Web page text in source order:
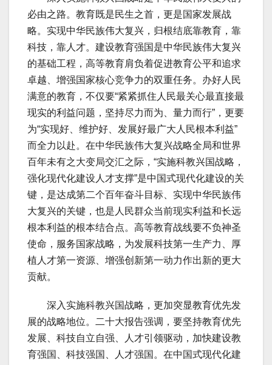
必由之路。教育既是民生之首，更是国家发展战
略。实现中华民族伟大复兴，归根结底靠教育，靠
科技，靠人才。建设教育强国是中华民族伟大复兴
的基础工程，高等教育肩负着促进教育公平和追求
卓越、增强国家核心竞争力的双重任务。办好人民
满意的教育，不仅要“紧紧抓住人民最关心最直接最
现实的利益问题，坚持尽力而为、量力而行”，更要
为“实现好、维护好、发展好最广大人民根本利益”
而全力以赴。在中华民族伟大复兴战略全局和世界
百年未有之大变局交汇之际，“实施科教兴国战略，
强化现代化建设人才支撑”是中国式现代化建设的关
键，是达成第二个百年奋斗目标、实现中华民族伟
大复兴的关键，也是人民群众当前现实利益和长远
根本利益的根本结合点。高等教育战线要不负神圣
使命，服务国家战略，为发展科技第一生产力、厚
植人才第一资源、增强创新第一动力作出新的更大
贡献。
深入实施科教兴国战略，更加突显教育优先发
展的战略地位。二十大报告强调，要坚持教育优先
发展、科技自立自强、人才引领驱动，加快建设教
育强国、科技强国、人才强国。在中国式现代化建